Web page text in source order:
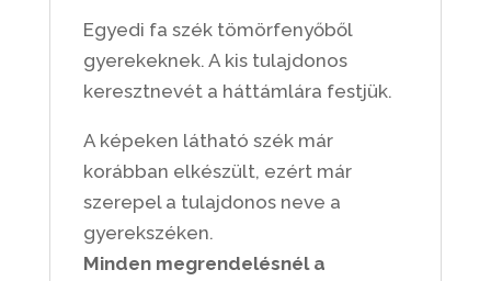
Egyedi fa szék tömörfenyőből
gyerekeknek. A kis tulajdonos
keresztnevét a háttámlára festjük.
A képeken látható szék már
korábban elkészült, ezért már
szerepel a tulajdonos neve a
gyerekszéken.
Minden megrendelésnél a